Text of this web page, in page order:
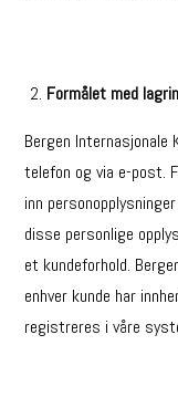
Formålet med
Bergen
telefon og via e-post.
inn
disse personlige
et kundeforhold.
enhver kunde har
registreres i våre